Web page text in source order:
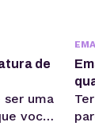
de
ser uma
você